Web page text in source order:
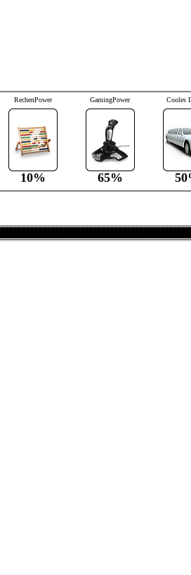
RechenPower
10%
GamingPower
65%
Cooles